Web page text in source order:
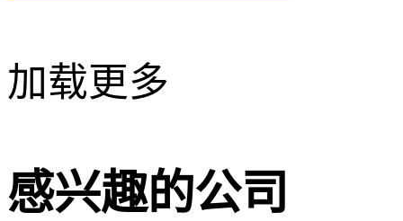
加载更多
感兴趣的公司